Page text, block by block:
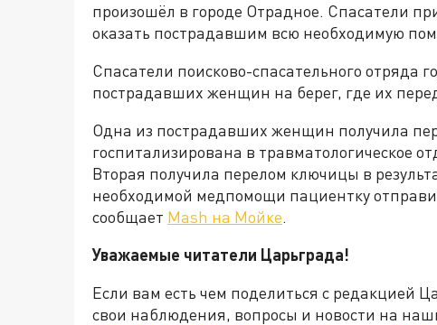
произошёл в городе Отрадное. Спасатели
оказать пострадавшим всю необходимую
Спасатели поисково-спасательного отряда
пострадавших женщин на берег, где их
Одна из пострадавших женщин получила
госпитализирована в травматологическое
Вторая получила перелом ключицы в
необходимой медпомощи пациентку
сообщает Mash на Мойке.
Уважаемые читатели Царьграда!
Если вам есть чем поделиться с редакцией
свои наблюдения, вопросы и новости на